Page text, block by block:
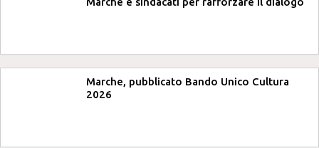
Marche, pubblicato Bando Unico Cultura
2026